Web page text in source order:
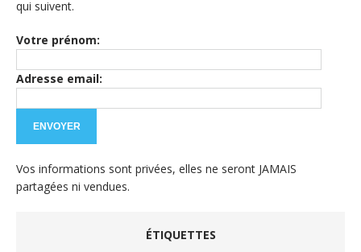
qui suivent.
Votre prénom:
Adresse email:
Vos informations sont privées, elles ne seront JAMAIS
partagées ni vendues.
ÉTIQUETTES